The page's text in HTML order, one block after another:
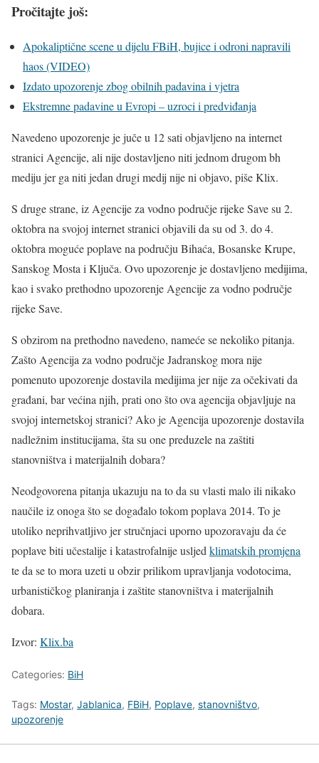
Pročitajte još:
Apokaliptične scene u dijelu FBiH, bujice i odroni napravili
haos (VIDEO)
Izdato upozorenje zbog obilnih padavina i vjetra
Ekstremne padavine u Evropi – uzroci i predviđanja
Navedeno upozorenje je juče u 12 sati objavljeno na internet
stranici Agencije, ali nije dostavljeno niti jednom drugom bh
mediju jer ga niti jedan drugi medij nije ni objavo, piše Klix.
S druge strane, iz Agencije za vodno područje rijeke Save su 2.
oktobra na svojoj internet stranici objavili da su od 3. do 4.
oktobra moguće poplave na području Bihaća, Bosanske Krupe,
Sanskog Mosta i Ključa. Ovo upozorenje je dostavljeno medijima,
kao i svako prethodno upozorenje Agencije za vodno područje
rijeke Save.
S obzirom na prethodno navedeno, nameće se nekoliko pitanja.
Zašto Agencija za vodno područje Jadranskog mora nije
pomenuto upozorenje dostavila medijima jer nije za očekivati da
građani, bar većina njih, prati ono što ova agencija objavljuje na
svojoj internetskoj stranici? Ako je Agencija upozorenje dostavila
nadležnim institucijama, šta su one preduzele na zaštiti
stanovništva i materijalnih dobara?
Neodgovorena pitanja ukazuju na to da su vlasti malo ili nikako
naučile iz onoga što se događalo tokom poplava 2014. To je
utoliko neprihvatljivo jer stručnjaci uporno upozoravaju da će
poplave biti učestalije i katastrofalnije usljed klimatskih promjena
te da se to mora uzeti u obzir prilikom upravljanja vodotocima,
urbanističkog planiranja i zaštite stanovništva i materijalnih
dobara.
Izvor: Klix.ba
Categories: BiH
Tags: Mostar, Jablanica, FBiH, Poplave, stanovništvo,
upozorenje